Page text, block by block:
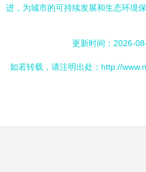
进，为城市的可持续发展和生态环境
更新时间：2026-
如若转载，请注明出处：http://